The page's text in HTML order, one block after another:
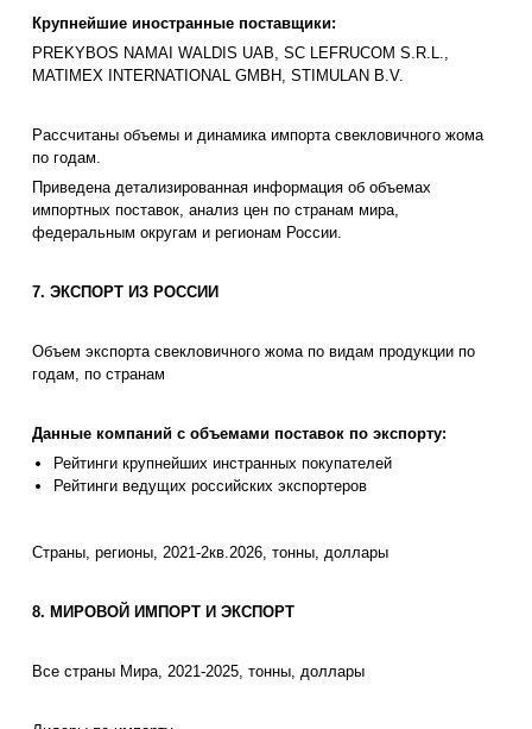
Крупнейшие иностранные поставщики:
PREKYBOS NAMAI WALDIS UAB, SC LEFRUCOM S.R.L.,
MATIMEX INTERNATIONAL GMBH, STIMULAN B.V.
Рассчитаны объемы и динамика импорта свекловичного жома
по годам.
Приведена детализированная информация об объемах
импортных поставок, анализ цен по странам мира,
федеральным округам и регионам России.
7. ЭКСПОРТ ИЗ РОССИИ
Объем экспорта свекловичного жома по видам продукции по
годам, по странам
Данные компаний с объемами поставок по экспорту:
Рейтинги крупнейших инстранных покупателей
Рейтинги ведущих российских экспортеров
Страны, регионы, 2021-2кв.2026, тонны, доллары
8. МИРОВОЙ ИМПОРТ И ЭКСПОРТ
Все страны Мира, 2021-2025, тонны, доллары